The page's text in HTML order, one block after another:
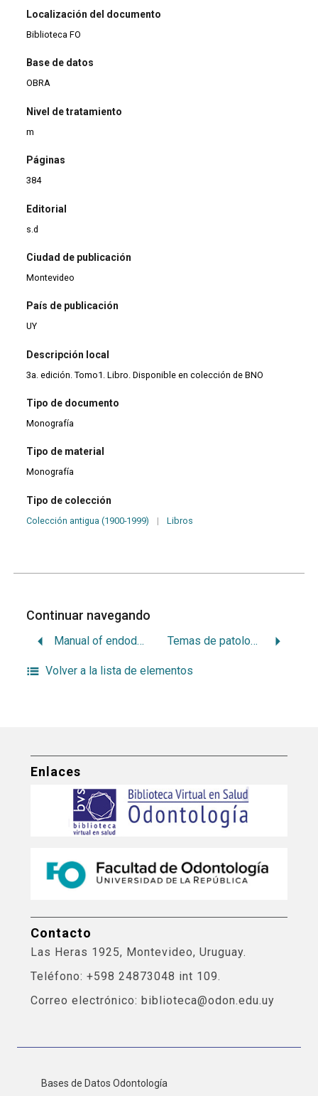
Localización del documento
Biblioteca FO
Base de datos
OBRA
Nivel de tratamiento
m
Páginas
384
Editorial
s.d
Ciudad de publicación
Montevideo
País de publicación
UY
Descripción local
3a. edición. Tomo1. Libro. Disponible en colección de BNO
Tipo de documento
Monografía
Tipo de material
Monografía
Tipo de colección
Colección antigua (1900-1999) | Libros
Continuar navegando
Manual of endodontic procedures Temas de patologia especial
Volver a la lista de elementos
Enlaces
Contacto
Las Heras 1925, Montevideo, Uruguay.
Teléfono: +598 24873048 int 109.
Correo electrónico: biblioteca@odon.edu.uy
Bases de Datos Odontología